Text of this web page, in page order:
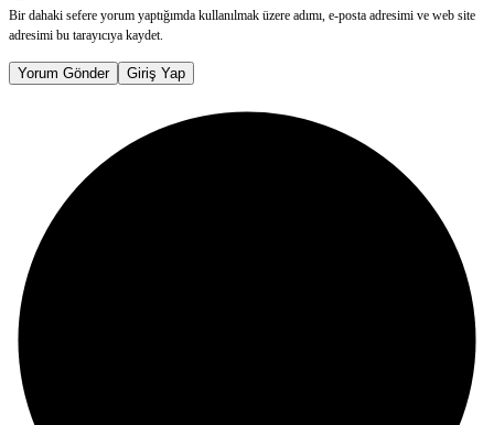
Bir dahaki sefere yorum yaptığımda kullanılmak üzere adımı, e-posta adresimi ve web site
adresimi bu tarayıcıya kaydet.
Yorum Gönder Giriş Yap